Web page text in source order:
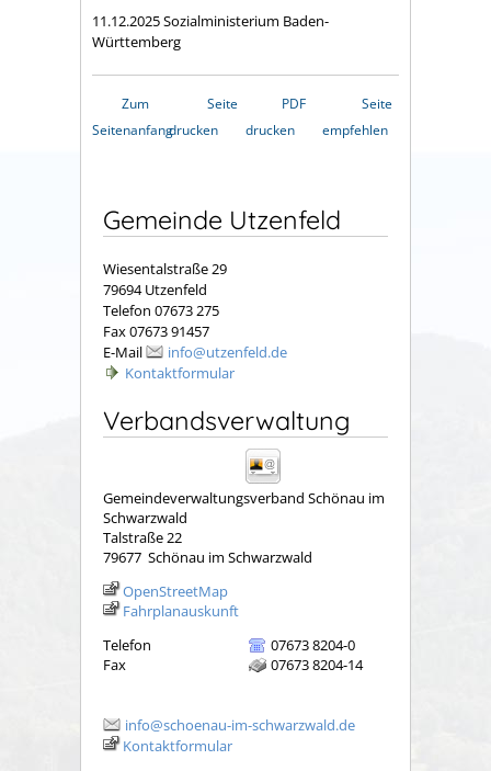
11.12.2025 Sozialministerium Baden-
Württemberg
Zum
Seitenanfang
Seite
drucken
PDF
drucken
Seite
empfehlen
Gemeinde Utzenfeld
Wiesentalstraße 29
79694 Utzenfeld
Telefon 07673 275
Fax 07673 91457
E-Mail
info@utzenfeld.de
Kontaktformular
Verbandsverwaltung
Gemeindeverwaltungsverband Schönau im
Schwarzwald
Talstraße 22
79677 Schönau im Schwarzwald
OpenStreetMap
Fahrplanauskunft
Telefon
07673 8204-0
Fax
07673 8204-14
info@schoenau-im-schwarzwald.de
Kontaktformular